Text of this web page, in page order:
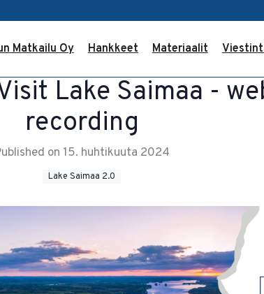
Matkailu Oy Hankkeet Materiaalit
Lake Saimaa -
recording
on 15. huhtikuuta 2024
Lake Saimaa 2.0